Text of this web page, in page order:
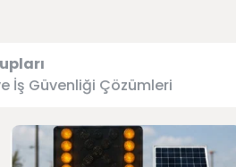
İş Güvenliği Çözümleri